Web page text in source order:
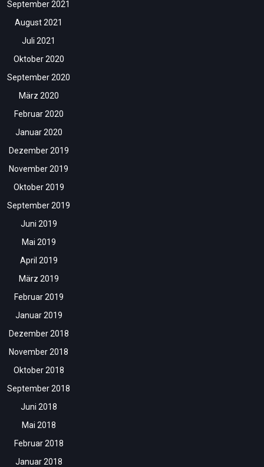
September 2021
August 2021
Juli 2021
Oktober 2020
September 2020
März 2020
Februar 2020
Januar 2020
Dezember 2019
November 2019
Oktober 2019
September 2019
Juni 2019
Mai 2019
April 2019
März 2019
Februar 2019
Januar 2019
Dezember 2018
November 2018
Oktober 2018
September 2018
Juni 2018
Mai 2018
Februar 2018
Januar 2018